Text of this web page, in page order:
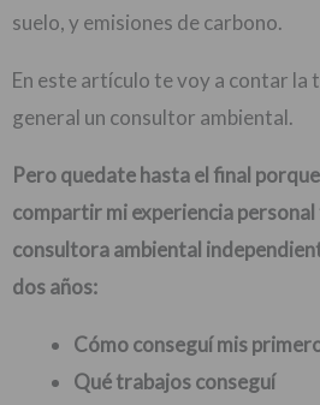
suelo, y emisiones de carbono.
En este artículo te voy a contar la
general un consultor ambiental.
Pero quedate hasta el final
compartir mi experiencia
consultora ambiental
dos años:
Cómo conseguí mis
Qué trabajos conseguí